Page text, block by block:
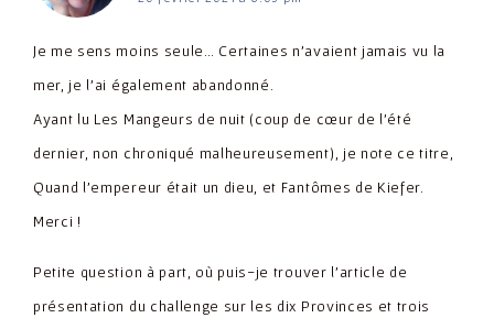
Je me sens moins seule… Certaines n’avaient jamais vu la
mer, je l’ai également abandonné.
Ayant lu Les Mangeurs de nuit (coup de cœur de l’été
dernier, non chroniqué malheureusement), je note ce titre,
Quand l’empereur était un dieu, et Fantômes de Kiefer.
Merci !
Petite question à part, où puis-je trouver l’article de
présentation du challenge sur les dix Provinces et trois